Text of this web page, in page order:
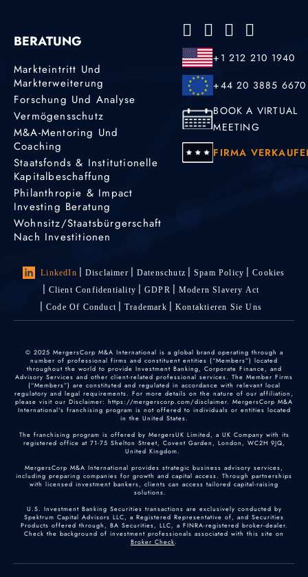
BERATUNG
Markteintritt Und
Markterweiterung
Forschung Und Analyse
Vermögensschutz
M&A-Mentoring Und
Coaching
Staatsfonds & Institutionelle
Kapitalbeschaffung
Philanthropie & Impact
Investing Beratung
Wohnsitz/Staatsbürgerschaft
Nach Investitionen
+1 212 210 1940
+44 20 3885 6670
BOOK A VIRTUAL
MEETING
FIRMA
LinkedIn Disclaimer Datenschutz Spam Policy
Cookies
Client Confidentiality
GDPR
Modern Slavery Act
Code Of Conduct
Trademark Kontaktieren Sie Uns
© 2025 MergersCorp M&A International is a global brand operating through a
number of professional firms and constituent entities (“Members”) located
throughout the world to provide Investment Banking, Corporate Finance, and
Advisory Services and other client-related professional services. The Member Firms
(“Members”) are constituted and regulated in accordance with relevant local
regulatory and legal requirements. For more details on the nature of our affiliation,
please visit our Disclaimer: https://mergerscorp.com/disclaimer. MergersCorp M&A
International's franchising program is not offered to individuals or entities located
in the United States.
The franchising program is offered by MergersUK Limited, a UK Company with its
registered office at 71-75 Shelton Street, Covent Garden, London, WC2H 9JQ,
United Kingdom.
MergersCorp M&A International provides strategic business advisory services,
including preparing companies for growth and capital access. Through partnerships
with licensed investment bankers, clients can access tailored capital-raising
solutions.
U.S. Investment Banking Securities transactions are exclusively conducted by
Spektrum Capital Advisors LLC, a Registered Representative of, and Securities
Products offered through, BA Securities, LLC, a FINRA-registered broker-dealer.
Check the background of investment professionals associated with this site on
Broker Check.